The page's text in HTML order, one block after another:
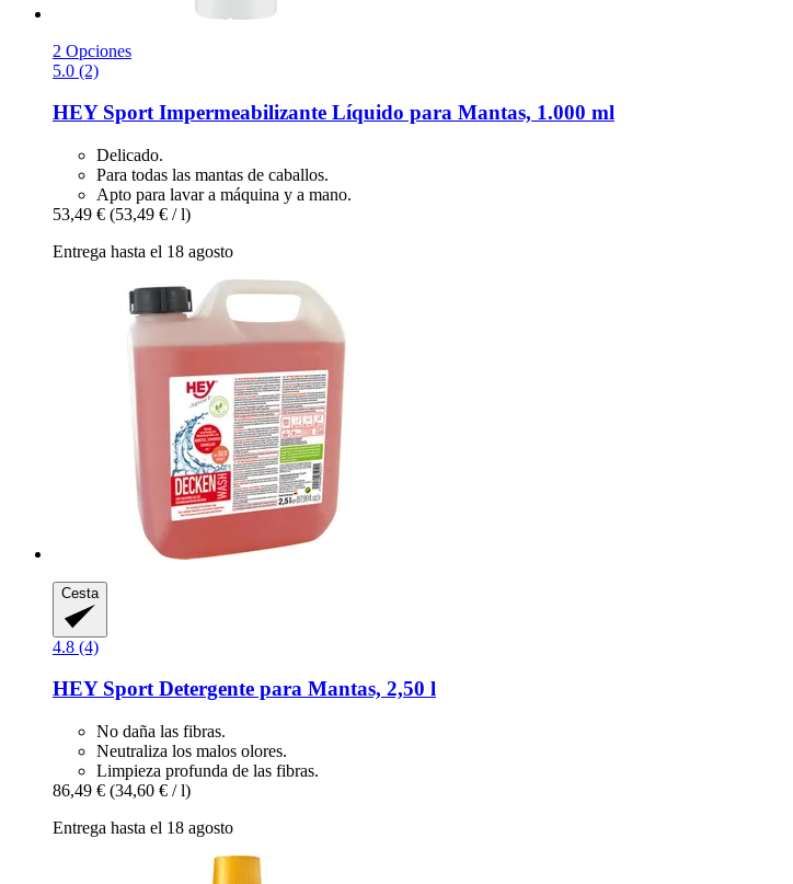
2 Opciones
5.0 (2)
HEY SportImpermeabilizante Líquido para Mantas, 1.000 ml
Delicado.
Para todas las mantas de caballos.
Apto para lavar a máquina y a mano.
53,49 € (53,49 € / l)
Entrega hasta el 18 agosto
Cesta
4.8 (4)
HEY SportDetergente para Mantas, 2,50 l
No daña las fibras.
Neutraliza los malos olores.
Limpieza profunda de las fibras.
86,49 € (34,60 € / l)
Entrega hasta el 18 agosto